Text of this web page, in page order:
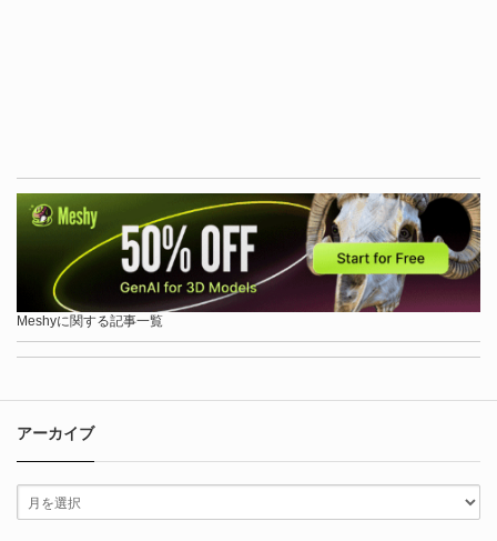
Meshyに関する記事一覧
アーカイブ